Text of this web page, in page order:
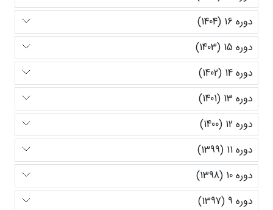
دوره 16 (1404)
دوره 15 (1403)
دوره 14 (1402)
دوره 13 (1401)
دوره 12 (1400)
دوره 11 (1399)
دوره 10 (1398)
دوره 9 (1397)